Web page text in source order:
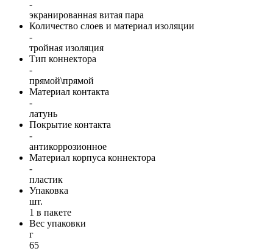
-
экранированная витая пара
Количество слоев и материал изоляции
-
тройная изоляция
Тип коннектора
-
прямой\прямой
Материал контакта
-
латунь
Покрытие контакта
-
антикоррозионное
Материал корпуса коннектора
-
пластик
Упаковка
шт.
1 в пакете
Вес упаковки
г
65